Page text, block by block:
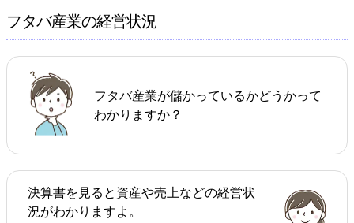
フタバ産業の経営状況
フタバ産業が儲かっているかどうかって
わかりますか？
決算書を見ると資産や売上などの経営状
況がわかりますよ。